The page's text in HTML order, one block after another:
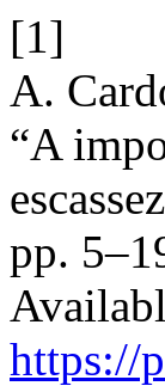
[1]
A.
“A
pp.
https://